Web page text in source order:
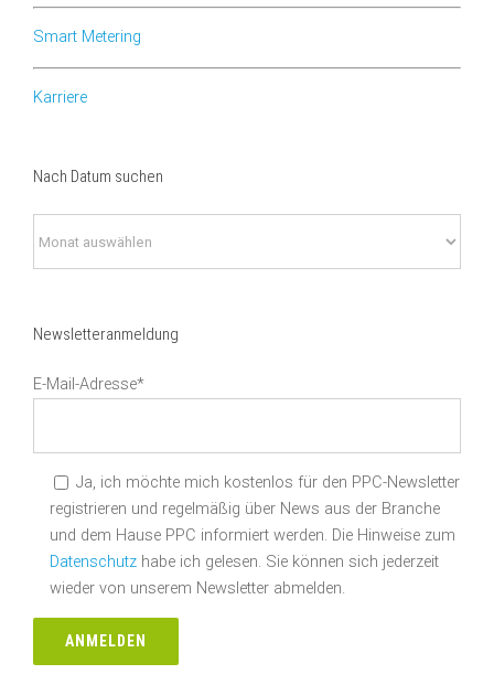
Smart Metering
Karriere
Nach Datum suchen
Datum
Newsletteranmeldung
E-Mail-Adresse*
Ja, ich möchte mich kostenlos für den PPC-Newsletter
registrieren und regelmäßig über News aus der Branche
und dem Hause PPC informiert werden. Die Hinweise zum
Datenschutzhabe ich gelesen. Sie können sich jederzeit
wieder von unserem Newsletter abmelden.